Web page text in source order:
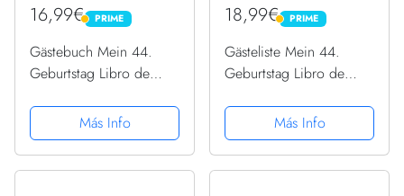
16,99€ PRIME
PRIME
Gästebuch Mein 44.
Geburtstag Libro de
Manga Raglan
Más Info
18,99€ PRIME
PRIME
Gästeliste Mein 44.
Geburtstag Libro de
Manga Raglan
Más Info